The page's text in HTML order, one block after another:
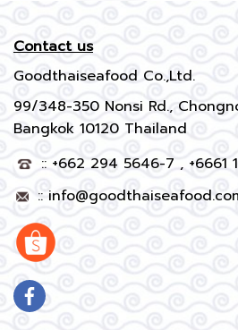
Contact us
Goodthaiseafood Co.,Ltd.
99/348-350 Nonsi Rd.,
Bangkok 10120 Thailand
:: +662 294 5646-7 , +6661
::